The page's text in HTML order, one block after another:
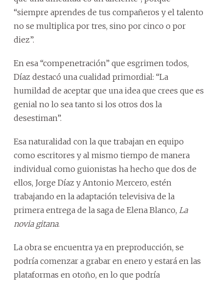
“siempre aprendes de tus compañeros y el talento
no se multiplica por tres, sino por cinco o por
diez”.
En esa “compenetración” que esgrimen todos,
Díaz destacó una cualidad primordial: “La
humildad de aceptar que una idea que crees que es
genial no lo sea tanto si los otros dos la
desestiman”.
Esa naturalidad con la que trabajan en equipo
como escritores y al mismo tiempo de manera
individual como guionistas ha hecho que dos de
ellos, Jorge Díaz y Antonio Mercero, estén
trabajando en la adaptación televisiva de la
primera entrega de la saga de Elena Blanco, La
novia gitana.
La obra se encuentra ya en preproducción, se
podría comenzar a grabar en enero y estará en las
plataformas en otoño, en lo que podría